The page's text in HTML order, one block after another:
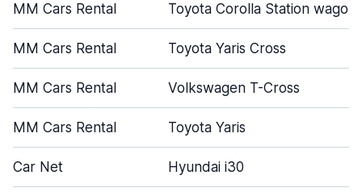
MM Cars Rental Toyota Corolla Station wagon
MM Cars Rental Toyota Yaris Cross
MM Cars Rental Volkswagen T-Cross
MM Cars Rental Toyota Yaris
Car Net Hyundai i30